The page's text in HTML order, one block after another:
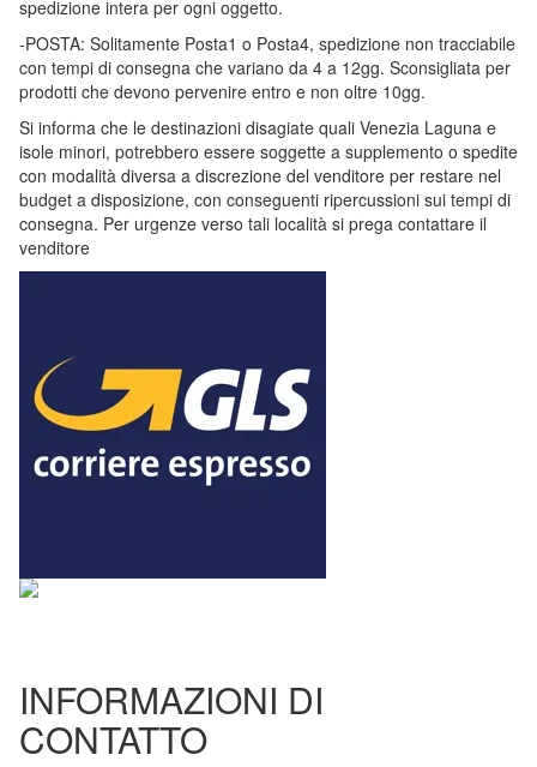
spedizione intera per ogni oggetto.
-POSTA: Solitamente Posta1 o Posta4, spedizione non tracciabile
con tempi di consegna che variano da 4 a 12gg. Sconsigliata per
prodotti che devono pervenire entro e non oltre 10gg.
Si informa che le destinazioni disagiate quali Venezia Laguna e
isole minori, potrebbero essere soggette a supplemento o spedite
con modalità diversa a discrezione del venditore per restare nel
budget a disposizione, con conseguenti ripercussioni sui tempi di
consegna. Per urgenze verso tali località si prega contattare il
venditore
INFORMAZIONI DI
CONTATTO